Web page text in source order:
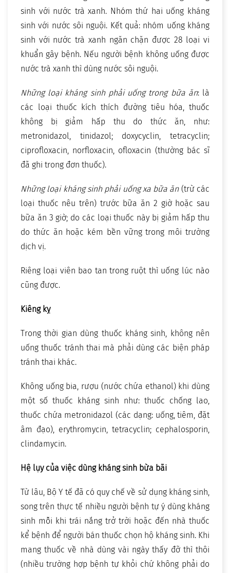
sinh với nước trà xanh. Nhóm thứ hai uống kháng
sinh với nước sôi nguội. Kết quả: nhóm uống kháng
sinh với nước trà xanh ngăn chặn được 28 loại vi
khuẩn gây bệnh. Nếu người bệnh không uống được
nước trà xanh thì dùng nước sôi nguội.
Những loại kháng sinh phải uống trong bữa ăn: là
các loại thuốc kích thích đường tiêu hóa, thuốc
không bị giảm hấp thu do thức ăn, như:
metronidazol, tinidazol; doxycyclin, tetracyclin;
ciprofloxacin, norfloxacin, ofloxacin (thường bác sĩ
đã ghi trong đơn thuốc).
Những loại kháng sinh phải uống xa bữa ăn(trừ các
loại thuốc nêu trên) trước bữa ăn 2 giờ hoặc sau
bữa ăn 3 giờ; do các loại thuốc này bị giảm hấp thu
do thức ăn hoặc kém bền vững trong môi trường
dịch vị.
Riêng loại viên bao tan trong ruột thì uống lúc nào
cũng được.
Kiêng kỵ
Trong thời gian dùng thuốc kháng sinh, không nên
uống thuốc tránh thai mà phải dùng các biện pháp
tránh thai khác.
Không uống bia, rượu (nước chứa ethanol) khi dùng
một số thuốc kháng sinh như: thuốc chống lao,
thuốc chứa metronidazol (các dạng: uống, tiêm, đặt
âm đạo), erythromycin, tetracyclin; cephalosporin,
clindamycin.
Hệ lụy của việc dùng kháng sinh bừa bãi
Từ lâu, Bộ Y tế đã có quy chế về sử dụng kháng sinh,
song trên thực tế nhiều người bệnh tự ý dùng kháng
sinh mỗi khi trái nắng trở trời hoặc đến nhà thuốc
kể bệnh để người bán thuốc chọn hộ kháng sinh. Khi
mang thuốc về nhà dùng vài ngày thấy đỡ thì thôi
(nhiều trường hợp bệnh tự khỏi chứ không phải do